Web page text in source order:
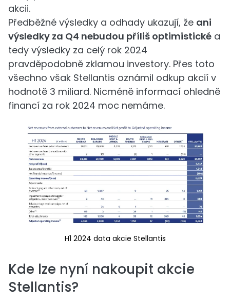
akcii.
Předběžné výsledky a odhady ukazují, že ani
výsledky za Q4 nebudou příliš optimistické a
tedy výsledky za celý rok 2024
pravděpodobně zklamou investory. Přes toto
všechno však Stellantis oznámil odkup akcií v
hodnotě 3 miliard. Nicméně informací ohledně
financí za rok 2024 moc nemáme.
H1 2024 data akcie Stellantis
Kde lze nyní nakoupit akcie
Stellantis?